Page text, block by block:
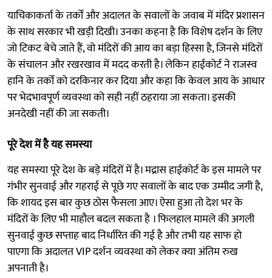
याचिकाकर्ता के तर्कों और अदालत के सवालों के जवाब में मंदिर प्रशासन
के साथ सरकार भी खड़ी दिखी। उनका कहना है कि विशेष दर्शन के लिए
जो टिकट बेचे जाते हैं, वो मंदिरों की आय का बड़ा हिस्सा है, जिनसे मंदिरों
के संचालन और रखरखाव में मदद करती है। लेकिन हाईकोर्ट ने राजस्व
हानि के तर्कों को दरकिनार कर दिया और कहा कि केवल आय के आधार
पर भेदभावपूर्ण व्यवस्था को सही नहीं ठहराया जा सकता। इसकी
अनदेखी नहीं की जा सकती।
पूरे देश में है यह समस्या
यह समस्या पूरे देश के बड़े मंदिरों में है। मद्रास हाईकोर्ट के इस मामले पर
गंभीर सुनवाई और गहराई से पूछे गए सवालों के बाद एक उम्मीद जगी है,
कि शायद इस बार कुछ ठोस फैसला आए। ऐसा हुआ तो देश भर के
मंदिरों के लिए भी माहौल बदल सकता है । फिलहाल मामले की अगली
सुनवाई कुछ सप्ताह बाद निर्धारित की गई है और तभी यह साफ हो
पाएगा कि अदालत VIP दर्शन व्यवस्था को लेकर क्या अंतिम रुख
अपनाती है।